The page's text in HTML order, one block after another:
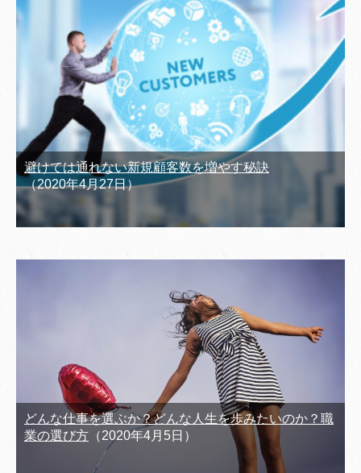
避けては通れない新規顧客数を増やす秘訣
（2020年4月27日）
どんな仕事を選ぶか？どんな人生を歩みたいのか？職
業の選び方 （2020年4月5日）